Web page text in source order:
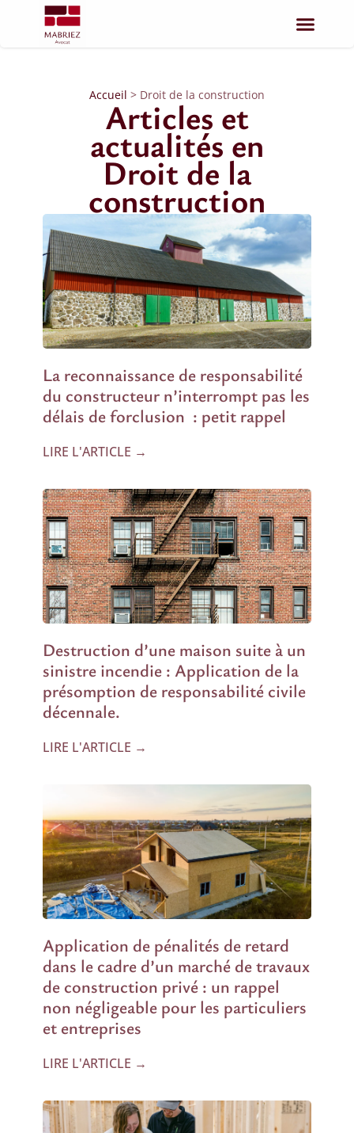
Accueil > Droit de la construction
Articles et
actualités en
Droit de la
construction
La reconnaissance de responsabilité
du constructeur n’interrompt pas les
délais de forclusion : petit rappel
LIRE L'ARTICLE →
Destruction d’une maison suite à un
sinistre incendie : Application de la
présomption de responsabilité civile
décennale.
LIRE L'ARTICLE →
Application de pénalités de retard
dans le cadre d’un marché de travaux
de construction privé : un rappel
non négligeable pour les particuliers
et entreprises
LIRE L'ARTICLE →